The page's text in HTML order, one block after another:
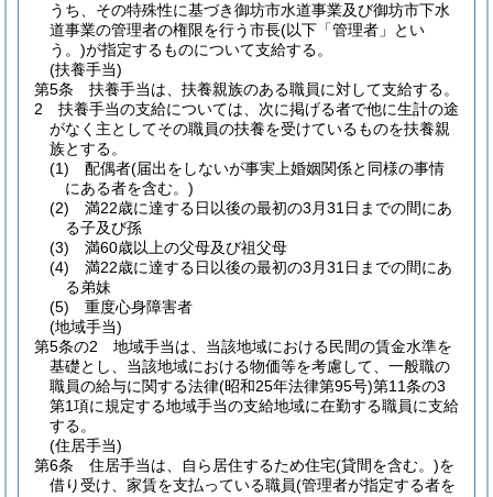
うち、その特殊性に基づき御坊市水道事業及び御坊市下水
道事業の管理者の権限を行う市長(以下「管理者」とい
う。)が指定するものについて支給する。
(扶養手当)
第5条
扶養手当は、扶養親族のある職員に対して支給する。
2
扶養手当の支給については、次に掲げる者で他に生計の途
がなく主としてその職員の扶養を受けているものを扶養親
族とする。
(1)
配偶者(届出をしないが事実上婚姻関係と同様の事情
にある者を含む。)
(2)
満22歳に達する日以後の最初の3月31日までの間にあ
る子及び孫
(3)
満60歳以上の父母及び祖父母
(4)
満22歳に達する日以後の最初の3月31日までの間にあ
る弟妹
(5)
重度心身障害者
(地域手当)
第5条の2
地域手当は、当該地域における民間の賃金水準を
基礎とし、当該地域における物価等を考慮して、一般職の
職員の給与に関する法律(昭和25年法律第95号)第11条の3
第1項に規定する地域手当の支給地域に在勤する職員に支給
する。
(住居手当)
第6条
住居手当は、自ら居住するため住宅(貸間を含む。)を
借り受け、家賃を支払っている職員(管理者が指定する者を